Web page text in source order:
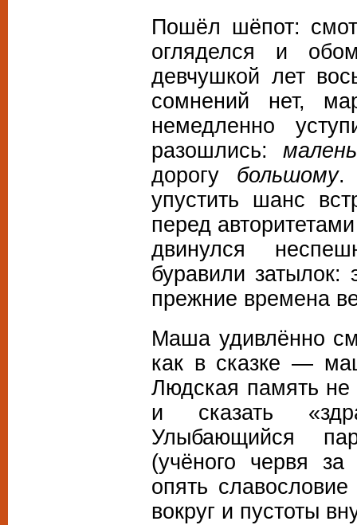
Пошёл шёпот:
огляделся и
девчушкой лет
сомнений нет,
немедленно
разошлись:
дорогу большому.
упустить шанс
перед
двинулся
буравили затылок:
прежние времена
Маша удивлённо
как в сказке —
Людская память
и сказать
Улыбающийся
(учёного червя
опять
вокруг и пустоты